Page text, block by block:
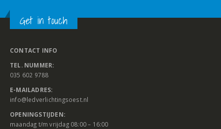
Get in touch
CONTACT INFO
TEL. NUMMER:
035 602 9788
E-MAILADRES:
info@ledverlichtingsoest.nl
OPENINGSTIJDEN:
maandag t/m vrijdag 08:00 – 16:00